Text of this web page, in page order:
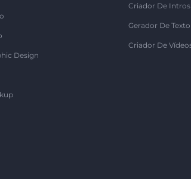
Design
Criador De Intros
Gerador De
Criador De